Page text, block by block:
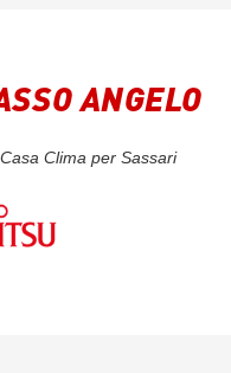
ANGELO
Clima per Sassari